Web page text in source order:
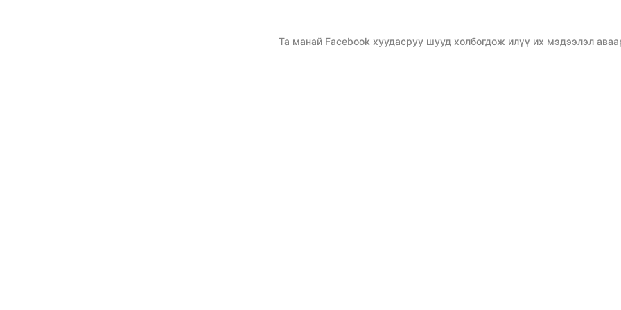
Та манай Facebook хуудасруу шууд холбогдож илүү их мэдээлэл